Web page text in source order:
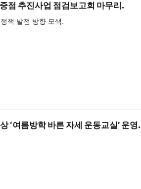
점 추진사업 점검보고회 마무리.
책 발전 방향 모색.
‘여름방학 바른 자세 운동교실’ 운영.